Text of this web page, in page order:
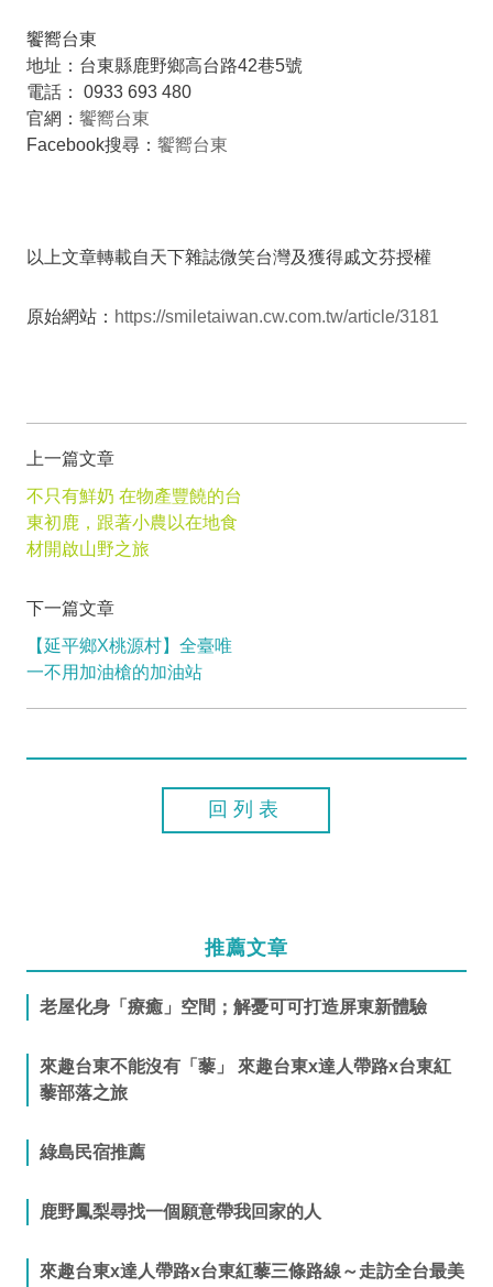
饗嚮台東
地址：台東縣鹿野鄉高台路42巷5號
電話： 0933 693 480
官網： 饗嚮台東
Facebook搜尋： 饗嚮台東
以上文章轉載自天下雜誌微笑台灣及獲得戚文芬授權
原始網站： https://smiletaiwan.cw.com.tw/article/3181
上一篇文章
不只有鮮奶 在物產豐饒的台
東初鹿，跟著小農以在地食
材開啟山野之旅
下一篇文章
【延平鄉X桃源村】全臺唯
一不用加油槍的加油站
回列表
推薦文章
老屋化身「療癒」空間；解憂可可打造屏東新體驗
來趣台東不能沒有「藜」 來趣台東x達人帶路x台東紅
藜部落之旅
綠島民宿推薦
鹿野鳳梨尋找一個願意帶我回家的人
來趣台東x達人帶路x台東紅藜三條路線～走訪全台最美